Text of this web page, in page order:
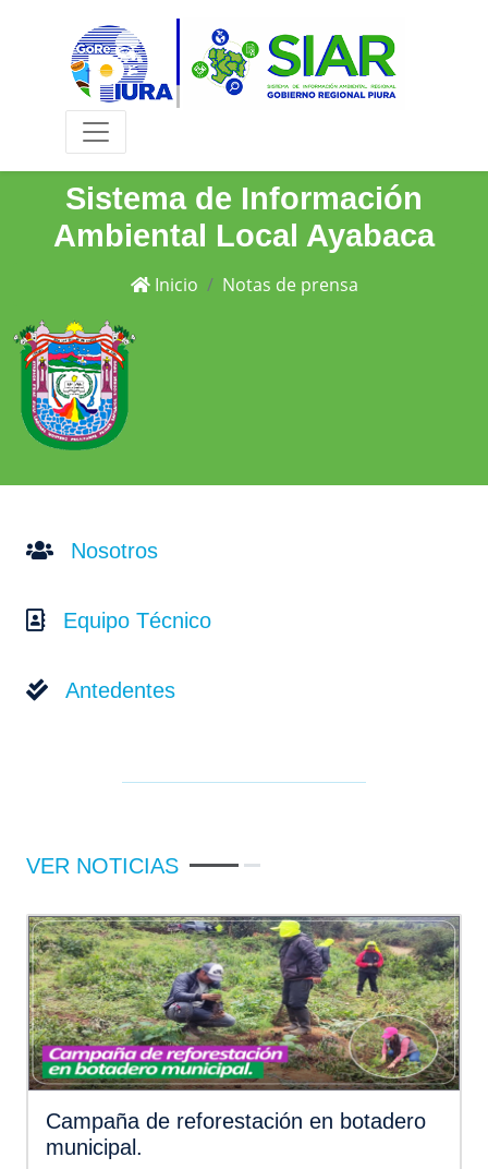
Sistema de Información
Ambiental Local Ayabaca
Inicio Notas de prensa
Nosotros
Equipo Técnico
Antedentes
VER NOTICIAS
Campaña de reforestación en botadero
municipal.